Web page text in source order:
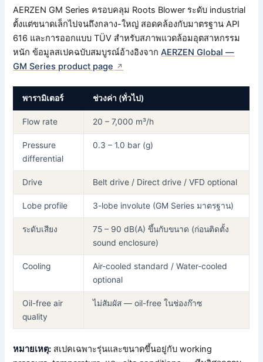
AERZEN GM Series ครอบคลุม Roots Blower ระดับ industrial
ตั้งแต่ขนาดเล็กไปจนถึงกลาง-ใหญ่ สอดคล้องกับมาตรฐาน API
616 และการออกแบบ TÜV สำหรับสภาพแวดล้อมอุตสาหกรรม
หนัก ข้อมูลสเปคฉบับสมบูรณ์อ้างอิงจากAERZEN Global —
GM Series product page
พารามิเตอร์ ช่วงค่า (ทั่วไป)
Flow rate 20 – 7,000 m³/h
Pressure
differential
0.3 – 1.0 bar (g)
Drive Belt drive / Direct drive / VFD optional
Lobe profile 3-lobe involute (GM Series มาตรฐาน)
ระดับเสียง
75 – 90 dB(A) ขึ้นกับขนาด (ก่อนติดตั้ง
sound enclosure)
Cooling
Air-cooled standard / Water-cooled
optional
Oil-free air
quality
ไม่สัมผัส — oil-free ในช่องก๊าซ
หมายเหตุ: สเปคเฉพาะรุ่นและขนาดขึ้นอยู่กับ working